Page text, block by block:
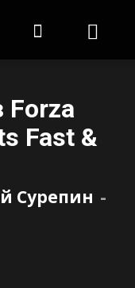
Forza
Fast &
Сурепин -